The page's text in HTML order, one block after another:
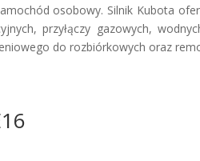
osobowy. Silnik Kubota
przyłączy gazowych,
do rozbiórkowych oraz